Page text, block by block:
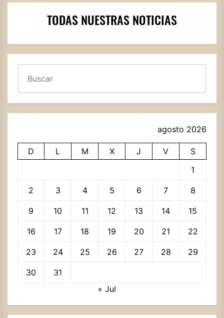
TODAS NUESTRAS NOTICIAS
agosto 2026
D L M X J V
S
1
2 3 4 5 6 7 8
9 10 11 12 13 14 15
16 17 18 19 20 21 22
23 24 25 26 27 28 29
30
31
« Jul